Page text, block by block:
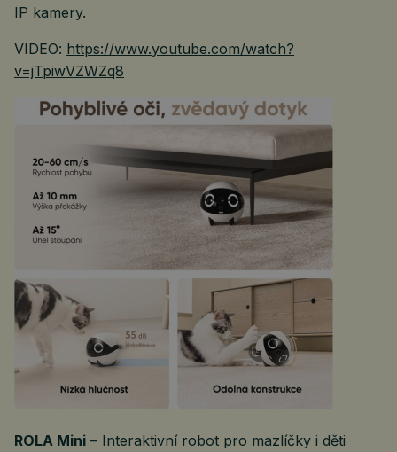
IP kamery.
VIDEO: https://www.youtube.com/watch?
v=jTpiwVZWZq8
ROLA Mini – Interaktivní robot pro mazlíčky i děti